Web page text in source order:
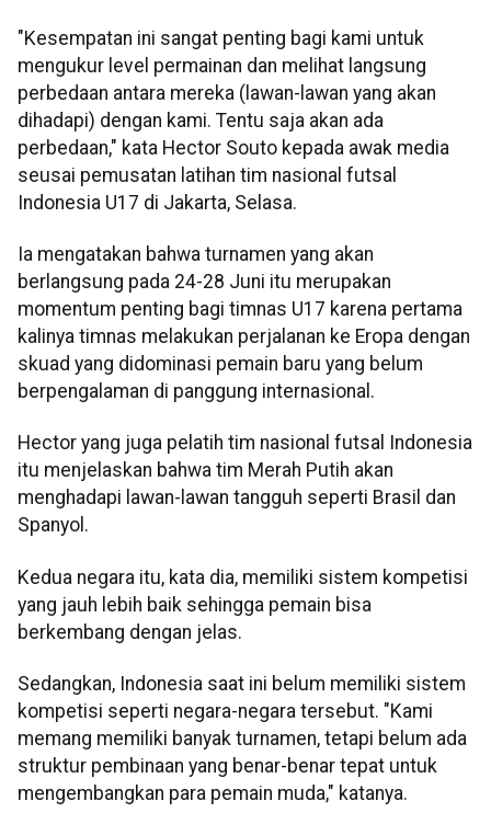
"Kesempatan ini sangat penting bagi kami untuk
mengukur level permainan dan melihat langsung
perbedaan antara mereka (lawan-lawan yang akan
dihadapi) dengan kami. Tentu saja akan ada
perbedaan," kata Hector Souto kepada awak media
seusai pemusatan latihan tim nasional futsal
Indonesia U17 di Jakarta, Selasa.
Ia mengatakan bahwa turnamen yang akan
berlangsung pada 24-28 Juni itu merupakan
momentum penting bagi timnas U17 karena pertama
kalinya timnas melakukan perjalanan ke Eropa dengan
skuad yang didominasi pemain baru yang belum
berpengalaman di panggung internasional.
Hector yang juga pelatih tim nasional futsal Indonesia
itu menjelaskan bahwa tim Merah Putih akan
menghadapi lawan-lawan tangguh seperti Brasil dan
Spanyol.
Kedua negara itu, kata dia, memiliki sistem kompetisi
yang jauh lebih baik sehingga pemain bisa
berkembang dengan jelas.
Sedangkan, Indonesia saat ini belum memiliki sistem
kompetisi seperti negara-negara tersebut. "Kami
memang memiliki banyak turnamen, tetapi belum ada
struktur pembinaan yang benar-benar tepat untuk
mengembangkan para pemain muda," katanya.